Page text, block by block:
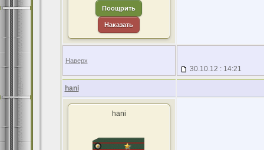
Поощрить
Наказать
Наверх
30.10.12 : 14:21
hani
hani